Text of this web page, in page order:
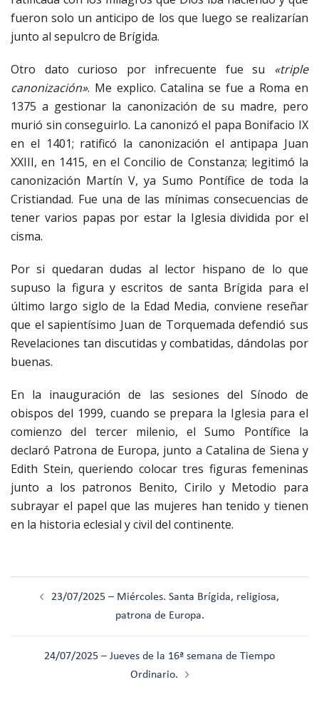
fueron solo un anticipo de los que luego se realizarían
junto al sepulcro de Brígida.
Otro dato curioso por infrecuente fue su «triple
canonización». Me explico. Catalina se fue a Roma en
1375 a gestionar la canonización de su madre, pero
murió sin conseguirlo. La canonizó el papa Bonifacio IX
en el 1401; ratificó la canonización el antipapa Juan
XXIII, en 1415, en el Concilio de Constanza; legitimó la
canonización Martín V, ya Sumo Pontífice de toda la
Cristiandad. Fue una de las mínimas consecuencias de
tener varios papas por estar la Iglesia dividida por el
cisma.
Por si quedaran dudas al lector hispano de lo que
supuso la figura y escritos de santa Brígida para el
último largo siglo de la Edad Media, conviene reseñar
que el sapientísimo Juan de Torquemada defendió sus
Revelaciones tan discutidas y combatidas, dándolas por
buenas.
En la inauguración de las sesiones del Sínodo de
obispos del 1999, cuando se prepara la Iglesia para el
comienzo del tercer milenio, el Sumo Pontífice la
declaró Patrona de Europa, junto a Catalina de Siena y
Edith Stein, queriendo colocar tres figuras femeninas
junto a los patronos Benito, Cirilo y Metodio para
subrayar el papel que las mujeres han tenido y tienen
en la historia eclesial y civil del continente.
23/07/2025 – Miércoles. Santa Brígida, religiosa,
patrona de Europa.
24/07/2025 – Jueves de la 16ª semana de Tiempo
Ordinario.